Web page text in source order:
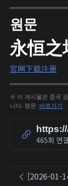
원문
永恒之
官网下载注册
※ 이 게시물은 중국
니다. 원문: 바로가기
465회 연결
[2026-01-